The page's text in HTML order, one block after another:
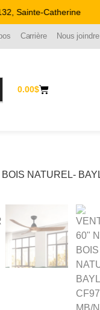
Sainte-Catherine
Carrière Nous joindre
0.00$